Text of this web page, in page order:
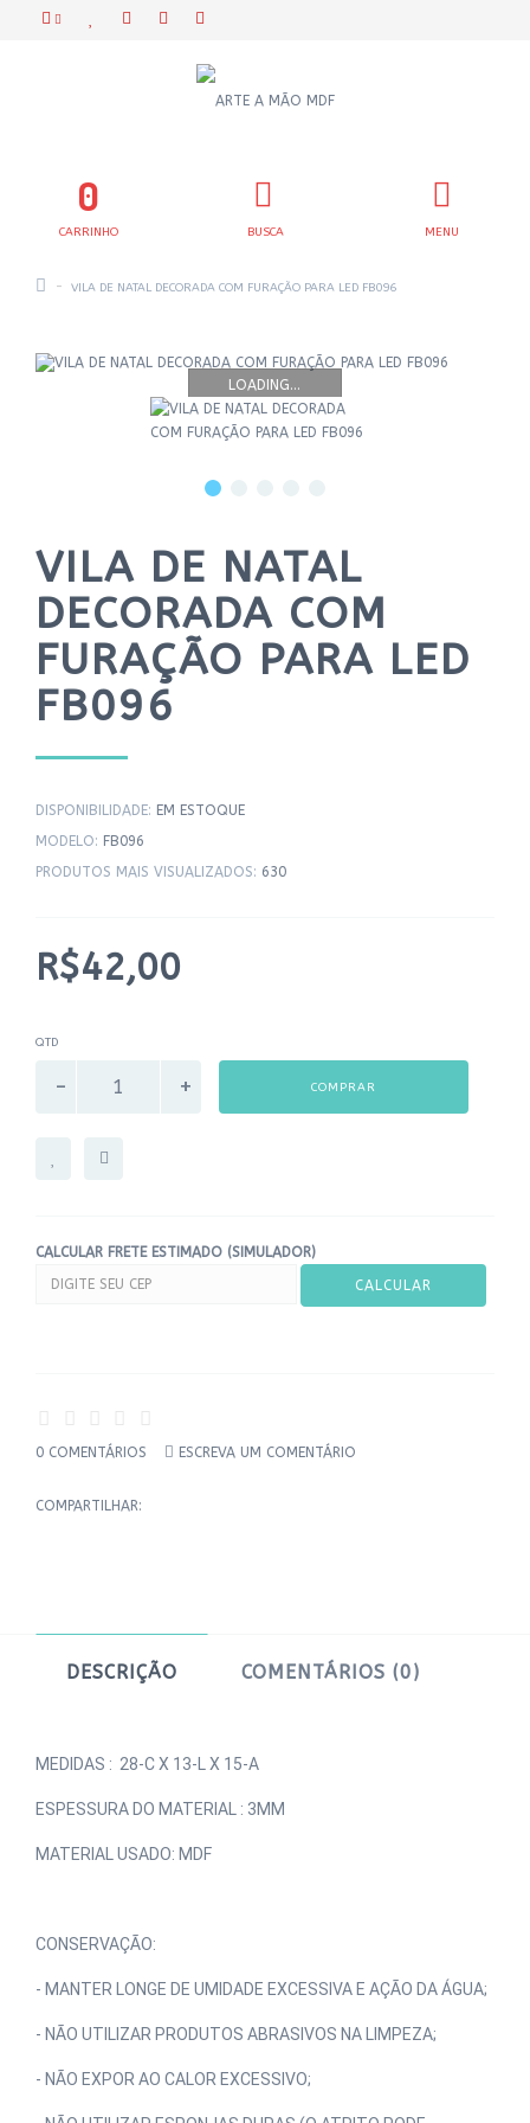
MENU
BUSCA
0
CARRINHO
VILA DE NATAL DECORADA COM FURAÇÃO PARA LED FB096
LOADING...
VILA DE NATAL
DECORADA COM
FURAÇÃO PARA LED
FB096
DISPONIBILIDADE: EM ESTOQUE
MODELO: FB096
PRODUTOS MAIS VISUALIZADOS: 630
R$42,00
QTD
COMPRAR
CALCULAR FRETE ESTIMADO (SIMULADOR)
0 COMENTÁRIOS ESCREVA UM COMENTÁRIO
COMPARTILHAR:
DESCRIÇÃO COMENTÁRIOS (0)
MEDIDAS :  28-C X 13-L X 15-A
ESPESSURA DO MATERIAL : 3MM
MATERIAL USADO: MDF
CONSERVAÇÃO:
- MANTER LONGE DE UMIDADE EXCESSIVA E AÇÃO DA ÁGUA;
- NÃO UTILIZAR PRODUTOS ABRASIVOS NA LIMPEZA;
- NÃO EXPOR AO CALOR EXCESSIVO;